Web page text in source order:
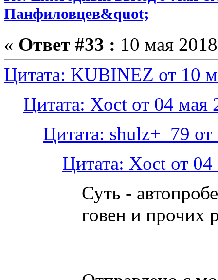
Панфиловцев&quot;
« Ответ #33 : 10 мая
Цитата: KUBINEZ от 10
Цитата: Xoct от 04 мая
Цитата: shulz+_79
Цитата: Xoct от
Суть -
говен и прочих